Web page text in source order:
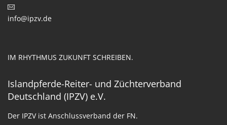
info@ipzv.de
IM RHYTHMUS ZUKUNFT SCHREIBEN.
Islandpferde-Reiter- und Züchterverband
Deutschland (IPZV) e.V.
Der IPZV ist Anschlussverband der FN.